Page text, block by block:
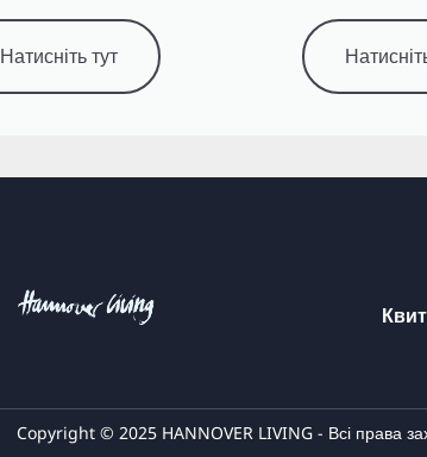
Натисніть тут
Copyright © 2025 HANNOVER LIVING - Всі права